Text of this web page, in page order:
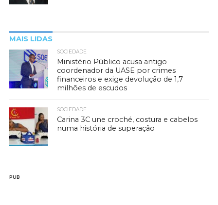
MAIS LIDAS
SOCIEDADE
Ministério Público acusa antigo
coordenador da UASE por crimes
financeiros e exige devolução de 1,7
milhões de escudos
SOCIEDADE
Carina 3C une croché, costura e cabelos
numa história de superação
PUB